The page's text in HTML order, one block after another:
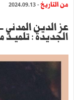
من التاريخ- 2024.09.13
عز الدين المدني
الجديدة : تلميــذ